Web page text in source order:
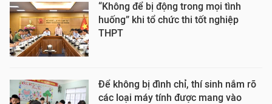
“Không để bị động trong mọi tình
huống” khi tổ chức thi tốt nghiệp
THPT
Để không bị đình chỉ, thí sinh nắm rõ
các loại máy tính được mang vào